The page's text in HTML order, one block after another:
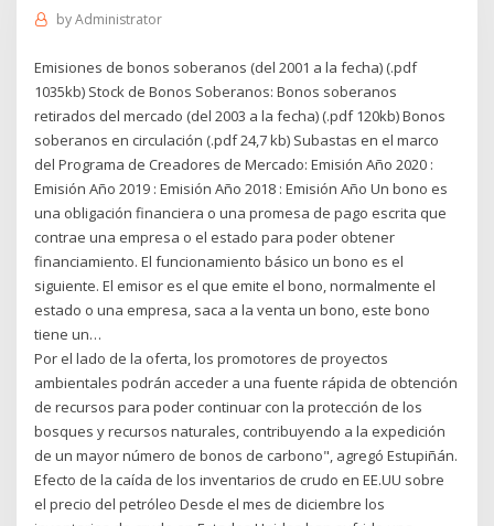
byAdministrator
Emisiones de bonos soberanos (del 2001 a la fecha) (.pdf
1035kb) Stock de Bonos Soberanos: Bonos soberanos
retirados del mercado (del 2003 a la fecha) (.pdf 120kb) Bonos
soberanos en circulación (.pdf 24,7 kb) Subastas en el marco
del Programa de Creadores de Mercado: Emisión Año 2020 :
Emisión Año 2019 : Emisión Año 2018 : Emisión Año Un bono es
una obligación financiera o una promesa de pago escrita que
contrae una empresa o el estado para poder obtener
financiamiento. El funcionamiento básico un bono es el
siguiente. El emisor es el que emite el bono, normalmente el
estado o una empresa, saca a la venta un bono, este bono
tiene un…
Por el lado de la oferta, los promotores de proyectos
ambientales podrán acceder a una fuente rápida de obtención
de recursos para poder continuar con la protección de los
bosques y recursos naturales, contribuyendo a la expedición
de un mayor número de bonos de carbono", agregó Estupiñán.
Efecto de la caída de los inventarios de crudo en EE.UU sobre
el precio del petróleo Desde el mes de diciembre los